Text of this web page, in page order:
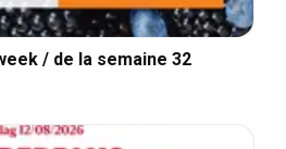
/ de la semaine 32